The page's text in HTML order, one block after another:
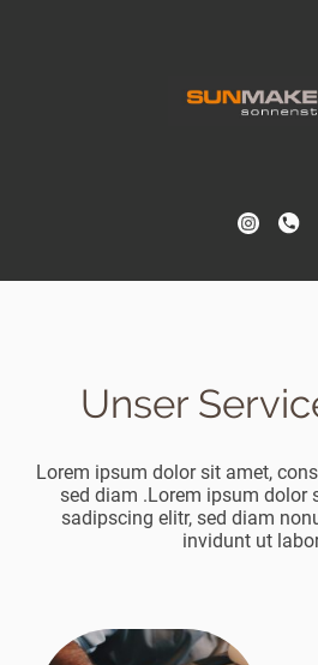
Unser
Lorem ipsum dolor sit amet,
sed diam .Lorem ipsum dolor
sadipscing elitr, sed diam
invidunt ut